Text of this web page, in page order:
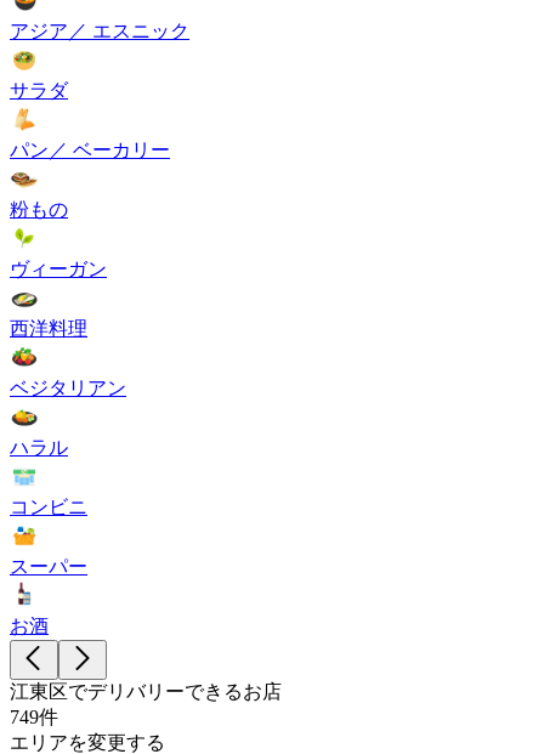
アジア／ エスニック
サラダ
パン／ ベーカリー
粉もの
ヴィーガン
西洋料理
ベジタリアン
ハラル
コンビニ
スーパー
お酒
江東区でデリバリーできるお店
749件
エリアを変更する